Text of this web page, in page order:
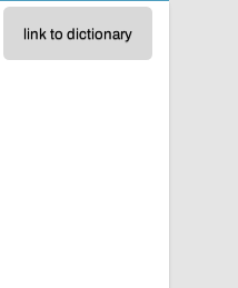
link to dictionary